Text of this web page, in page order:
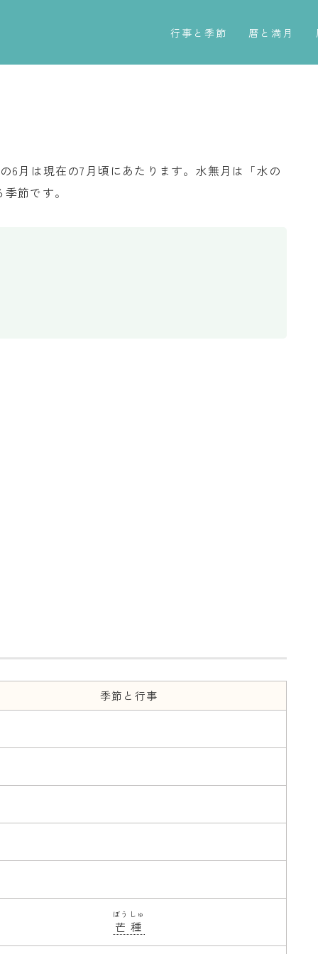
行事と季節
五節句
暦と満月
今日のこよみ
6月は現在の7月頃にあたります。水無月は「水の
節です。
季節と行事
芒種
ぼうしゅ